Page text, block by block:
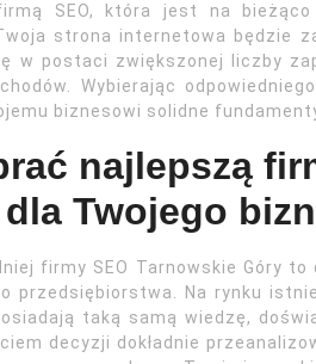
SEO, która jest na
strona internetowa będzie
w postaci zwiększonej liczby
Wybierając
biznesowi solidne
najlepszą
Twojego
firmy SEO Tarnowskie Góry
przedsiębiorstwa. Na rynku
taką samą wiedzę,
decyzji dokładnie